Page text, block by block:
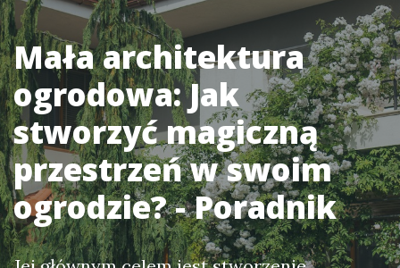
Mała architektura
ogrodowa: Jak
stworzyć magiczną
przestrzeń w swoim
ogrodzie? - Poradnik